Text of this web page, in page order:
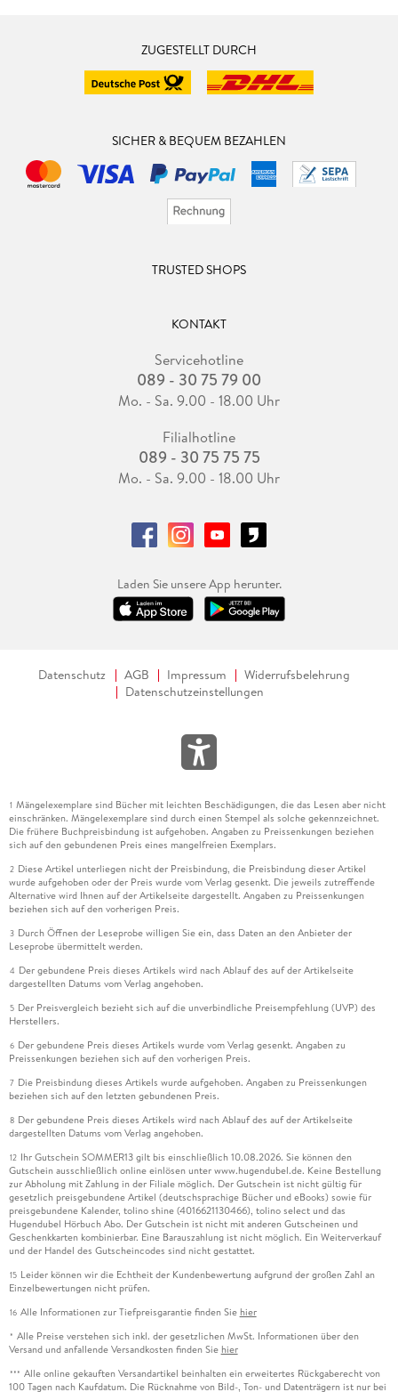
ZUGESTELLT DURCH
SICHER & BEQUEM BEZAHLEN
TRUSTED SHOPS
KONTAKT
Servicehotline
089 - 30 75 79 00
Mo. - Sa. 9.00 - 18.00 Uhr
Filialhotline
089 - 30 75 75 75
Mo. - Sa. 9.00 - 18.00 Uhr
Laden Sie unsere App herunter.
Datenschutz AGB Impressum
Widerrufsbelehrung
Datenschutzeinstellungen
1 Mängelexemplare sind Bücher mit leichten Beschädigungen, die das Lesen aber nicht
einschränken. Mängelexemplare sind durch einen Stempel als solche gekennzeichnet.
Die frühere Buchpreisbindung ist aufgehoben. Angaben zu Preissenkungen beziehen
sich auf den gebundenen Preis eines mangelfreien Exemplars.
2 Diese Artikel unterliegen nicht der Preisbindung, die Preisbindung dieser Artikel
wurde aufgehoben oder der Preis wurde vom Verlag gesenkt. Die jeweils zutreffende
Alternative wird Ihnen auf der Artikelseite dargestellt. Angaben zu Preissenkungen
beziehen sich auf den vorherigen Preis.
3 Durch Öffnen der Leseprobe willigen Sie ein, dass Daten an den Anbieter der
Leseprobe übermittelt werden.
4 Der gebundene Preis dieses Artikels wird nach Ablauf des auf der Artikelseite
dargestellten Datums vom Verlag angehoben.
5 Der Preisvergleich bezieht sich auf die unverbindliche Preisempfehlung (UVP) des
Herstellers.
6 Der gebundene Preis dieses Artikels wurde vom Verlag gesenkt. Angaben zu
Preissenkungen beziehen sich auf den vorherigen Preis.
7 Die Preisbindung dieses Artikels wurde aufgehoben. Angaben zu Preissenkungen
beziehen sich auf den letzten gebundenen Preis.
8 Der gebundene Preis dieses Artikels wird nach Ablauf des auf der Artikelseite
dargestellten Datums vom Verlag angehoben.
12 Ihr Gutschein SOMMER13 gilt bis einschließlich 10.08.2026. Sie können den
Gutschein ausschließlich online einlösen unter www.hugendubel.de. Keine Bestellung
zur Abholung mit Zahlung in der Filiale möglich. Der Gutschein ist nicht gültig für
gesetzlich preisgebundene Artikel (deutschsprachige Bücher und eBooks) sowie für
preisgebundene Kalender, tolino shine (4016621130466), tolino select und das
Hugendubel Hörbuch Abo. Der Gutschein ist nicht mit anderen Gutscheinen und
Geschenkkarten kombinierbar. Eine Barauszahlung ist nicht möglich. Ein Weiterverkauf
und der Handel des Gutscheincodes sind nicht gestattet.
15 Leider können wir die Echtheit der Kundenbewertung aufgrund der großen Zahl an
Einzelbewertungen nicht prüfen.
16 Alle Informationen zur Tiefpreisgarantie finden Sie hier
* Alle Preise verstehen sich inkl. der gesetzlichen MwSt. Informationen über den
Versand und anfallende Versandkosten finden Sie hier
*** Alle online gekauften Versandartikel beinhalten ein erweitertes Rückgaberecht von
100 Tagen nach Kaufdatum. Die Rücknahme von Bild-, Ton- und Datenträgern ist nur bei